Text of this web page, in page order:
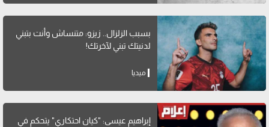
بسبب الزلزال.. زيزو: متنساش وأنت بتبني
لدنيتك تبني لآخرتك!
ميديا
إبراهيم عيسى: "كيان احتكاري" يتحكم في